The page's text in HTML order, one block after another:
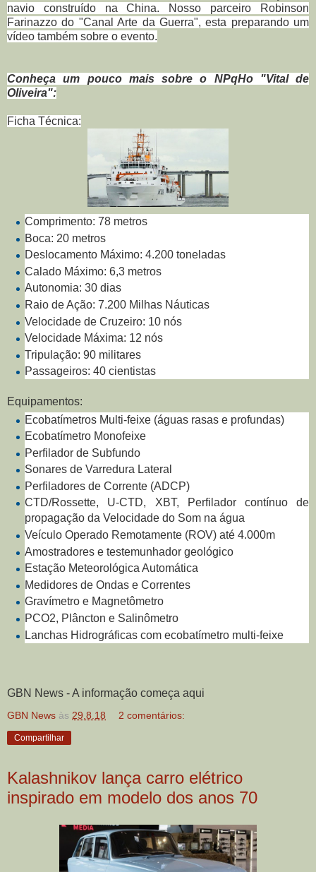
navio construído na China. Nosso parceiro Robinson
Farinazzo do "Canal Arte da Guerra", esta preparando um
vídeo também sobre o evento.
Conheça um pouco mais sobre o NPqHo "Vital de
Oliveira":
Ficha Técnica:
Comprimento: 78 metros
Boca: 20 metros
Deslocamento Máximo: 4.200 toneladas
Calado Máximo: 6,3 metros
Autonomia: 30 dias
Raio de Ação: 7.200 Milhas Náuticas
Velocidade de Cruzeiro: 10 nós
Velocidade Máxima: 12 nós
Tripulação: 90 militares
Passageiros: 40 cientistas
Equipamentos:
Ecobatímetros Multi-feixe (águas rasas e profundas)
Ecobatímetro Monofeixe
Perfilador de Subfundo
Sonares de Varredura Lateral
Perfiladores de Corrente (ADCP)
CTD/Rossette, U-CTD, XBT, Perfilador contínuo de
propagação da Velocidade do Som na água
Veículo Operado Remotamente (ROV) até 4.000m
Amostradores e testemunhador geológico
Estação Meteorológica Automática
Medidores de Ondas e Correntes
Gravímetro e Magnetômetro
PCO2, Plâncton e Salinômetro
Lanchas Hidrográficas com ecobatímetro multi-feixe
GBN News - A informação começa aqui
GBN News às 29.8.18 2 comentários:
Compartilhar
Kalashnikov lança carro elétrico
inspirado em modelo dos anos 70